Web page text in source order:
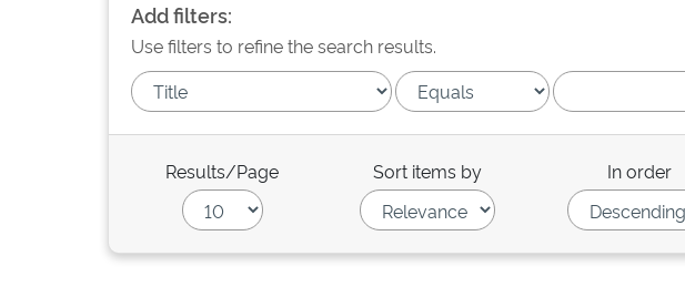
Add filters:
Use filters to refine the search results.
Results/Page Sort items by In order